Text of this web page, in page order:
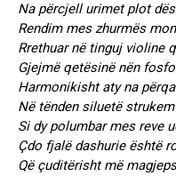
Na përcjell urimet plot
Rendim mes zhurmës
Rrethuar në tinguj violine
Gjejmë qetësinë nën
Harmonikisht aty na
Në tënden siluetë
Si dy polumbar mes reve
Çdo fjalë dashurie është
Që çuditërisht më